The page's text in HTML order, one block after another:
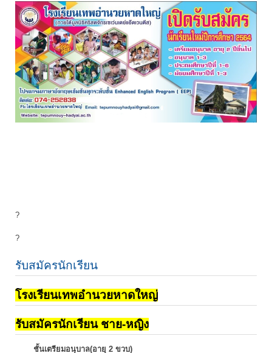
?
?
รับสมัครนักเรียน
โรงเรียนเทพอำนวยหาดใหญ่
รับสมัครนักเรียน ชาย-หญิง
ชั้นเตรียมอนุบาล(อายุ 2 ขวบ)